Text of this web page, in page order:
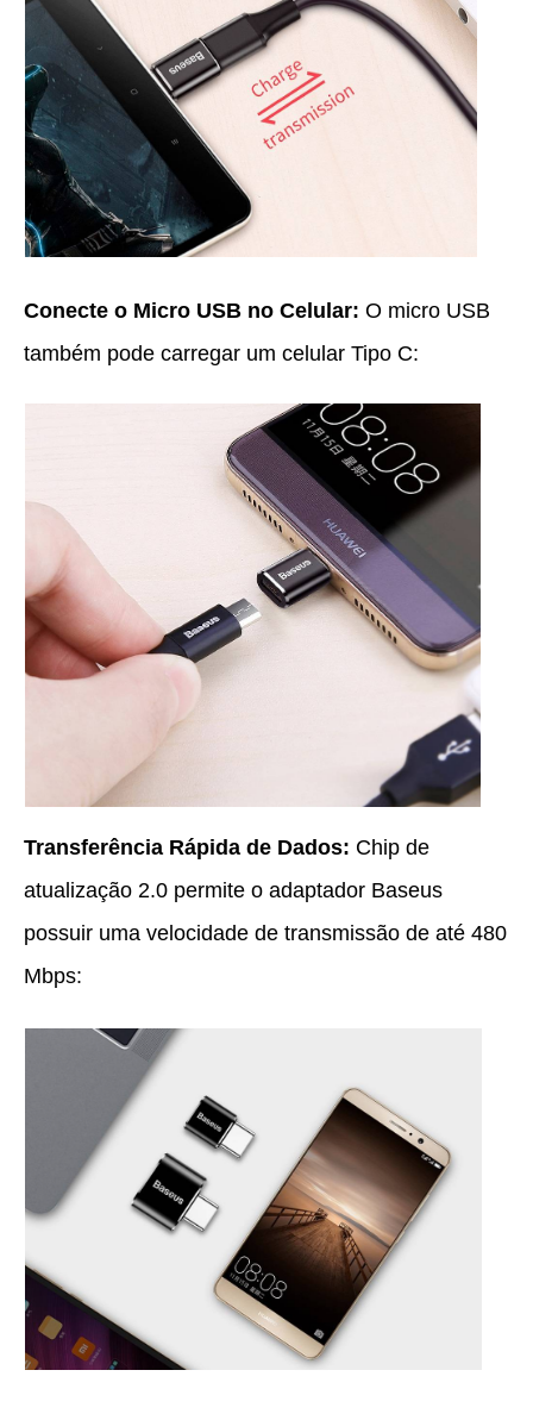
Conecte o Micro USB no Celular: O micro USB
também pode carregar um celular Tipo C:
Transferência Rápida de Dados: Chip de
atualização 2.0 permite o adaptador Baseus
possuir uma velocidade de transmissão de até 480
Mbps: